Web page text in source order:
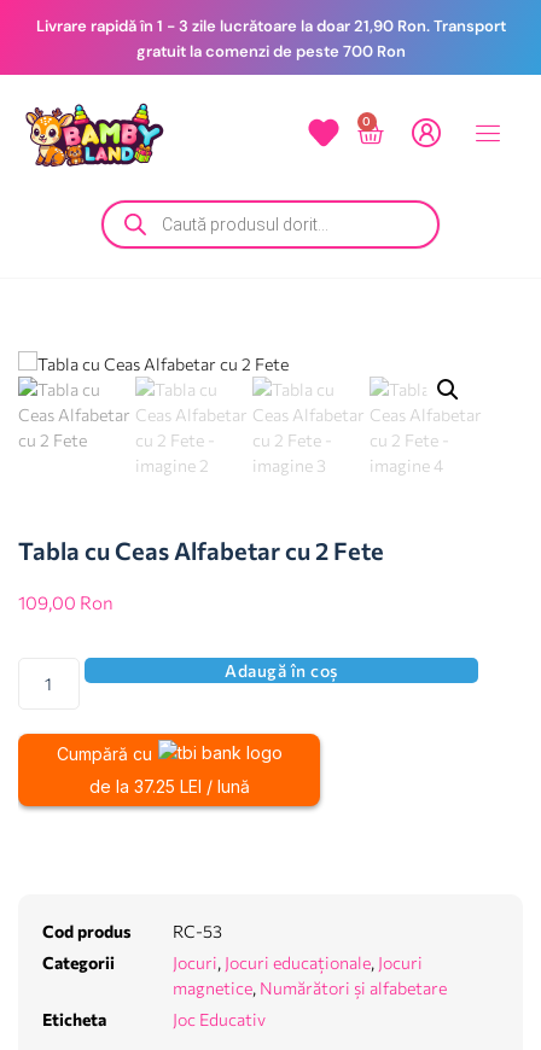
Livrare rapidă în 1 - 3 zile lucrătoare la doar 21,90 Ron. Transport
gratuit la comenzi de peste 700 Ron
0
Tabla cu Ceas Alfabetar cu 2 Fete
109,00 Ron
Adaugă în coș
Cumpără cu
de la 37.25 LEI / lună
Cod produs
RC-53
Categorii
Jocuri, Jocuri educaționale, Jocuri
magnetice, Numărători și alfabetare
Eticheta
Joc Educativ